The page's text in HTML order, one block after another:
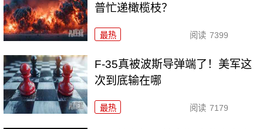
普忙递橄榄枝？
最热 阅读 7399
F-35真被波斯导弹端了！美军这
次到底输在哪
最热 阅读 7179